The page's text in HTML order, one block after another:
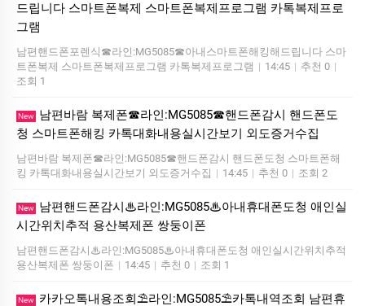
드립니다 스마트폰복제 스마트폰복제프로그램 카톡복제프로
그램
남편핸드폰포렌식☎라인:MG5085☎아내스마트폰해킹해드립니다 스마
트폰복제 스마트폰복제프로그램 카톡복제프로그램 | 14:45 | 추천 0 |
조회 1
New
남편바람 복제폰☎라인:MG5085☎핸드폰감시 핸드폰도
청 스마트폰해킹 카톡대화내용실시간보기 외도증거수집
남편바람 복제폰☎라인:MG5085☎핸드폰감시 핸드폰도청 스마트폰해
킹 카톡대화내용실시간보기 외도증거수집 | 14:45 | 추천 0 | 조회 2
New
남편핸드폰감시♨라인:MG5085♨아내휴대폰도청 애인실
시간위치추적 용산복제폰 쌍둥이폰
남편핸드폰감시♨라인:MG5085♨아내휴대폰도청 애인실시간위치추적
용산복제폰 쌍둥이폰 | 14:45 | 추천 0 | 조회 1
New
카카오톡내용조회⛱️라인:MG5085⛱️카톡내역조회 남편휴